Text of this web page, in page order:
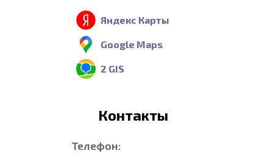
Яндекс Карты
Google Maps
2 GIS
Контакты
Телефон: